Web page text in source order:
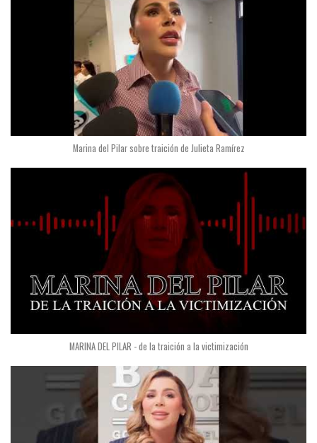
Marina del Pilar sobre traición de Julieta Ramírez
MARINA DEL PILAR - de la traición a la victimización